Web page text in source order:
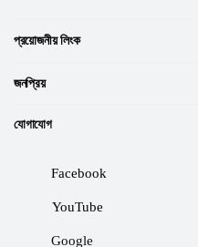
প্রয়োজনীয় লিংক
জনপ্রিয়
যোগাযোগ
Facebook
YouTube
Google